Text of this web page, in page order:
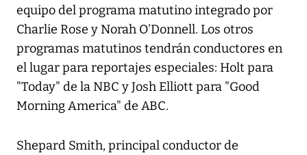
equipo del programa matutino integrado por
Charlie Rose y Norah O'Donnell. Los otros
programas matutinos tendrán conductores en
el lugar para reportajes especiales: Holt para
"Today" de la NBC y Josh Elliott para "Good
Morning America" de ABC.
Shepard Smith, principal conductor de